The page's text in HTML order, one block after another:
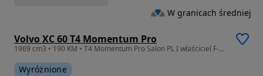
Volvo XC 60 T4 Momentum Pro
1969 cm3 • 190 KM • T4 Momentum Pro Salon PL I właściciel F-ra 23 %(gwarancja 3m -czna)
Wyróżnione
W granicach średniej